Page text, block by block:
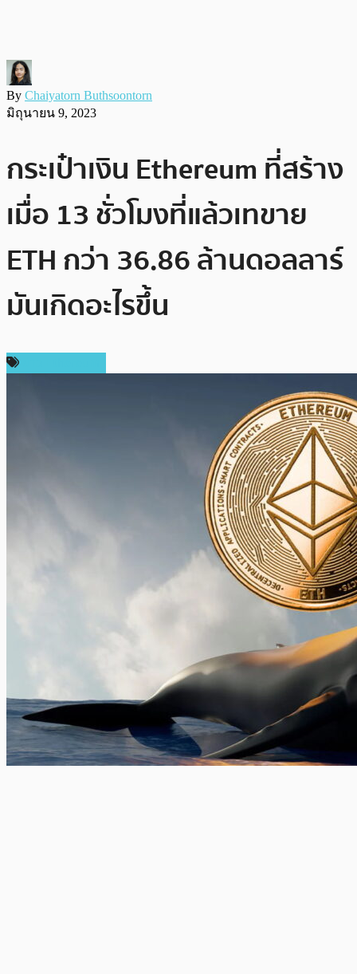
By Chaiyatorn Buthsoontorn
มิถุนายน 9, 2023
กระเป๋าเงิน Ethereum ที่สร้าง
เมื่อ 13 ชั่วโมงที่แล้วเทขาย
ETH กว่า 36.86 ล้านดอลลาร์
มันเกิดอะไรขึ้น